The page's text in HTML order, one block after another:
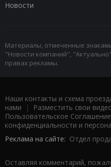
Новости
Материалы, отмеченные
"Новости компаний",
правах рекламы.
Наши контакты и схема
нами | Разместить свои
Пользовательское Соглашение
конфиденциальности и
Реклама на сайте: Отдел
Оставляя комментарий,